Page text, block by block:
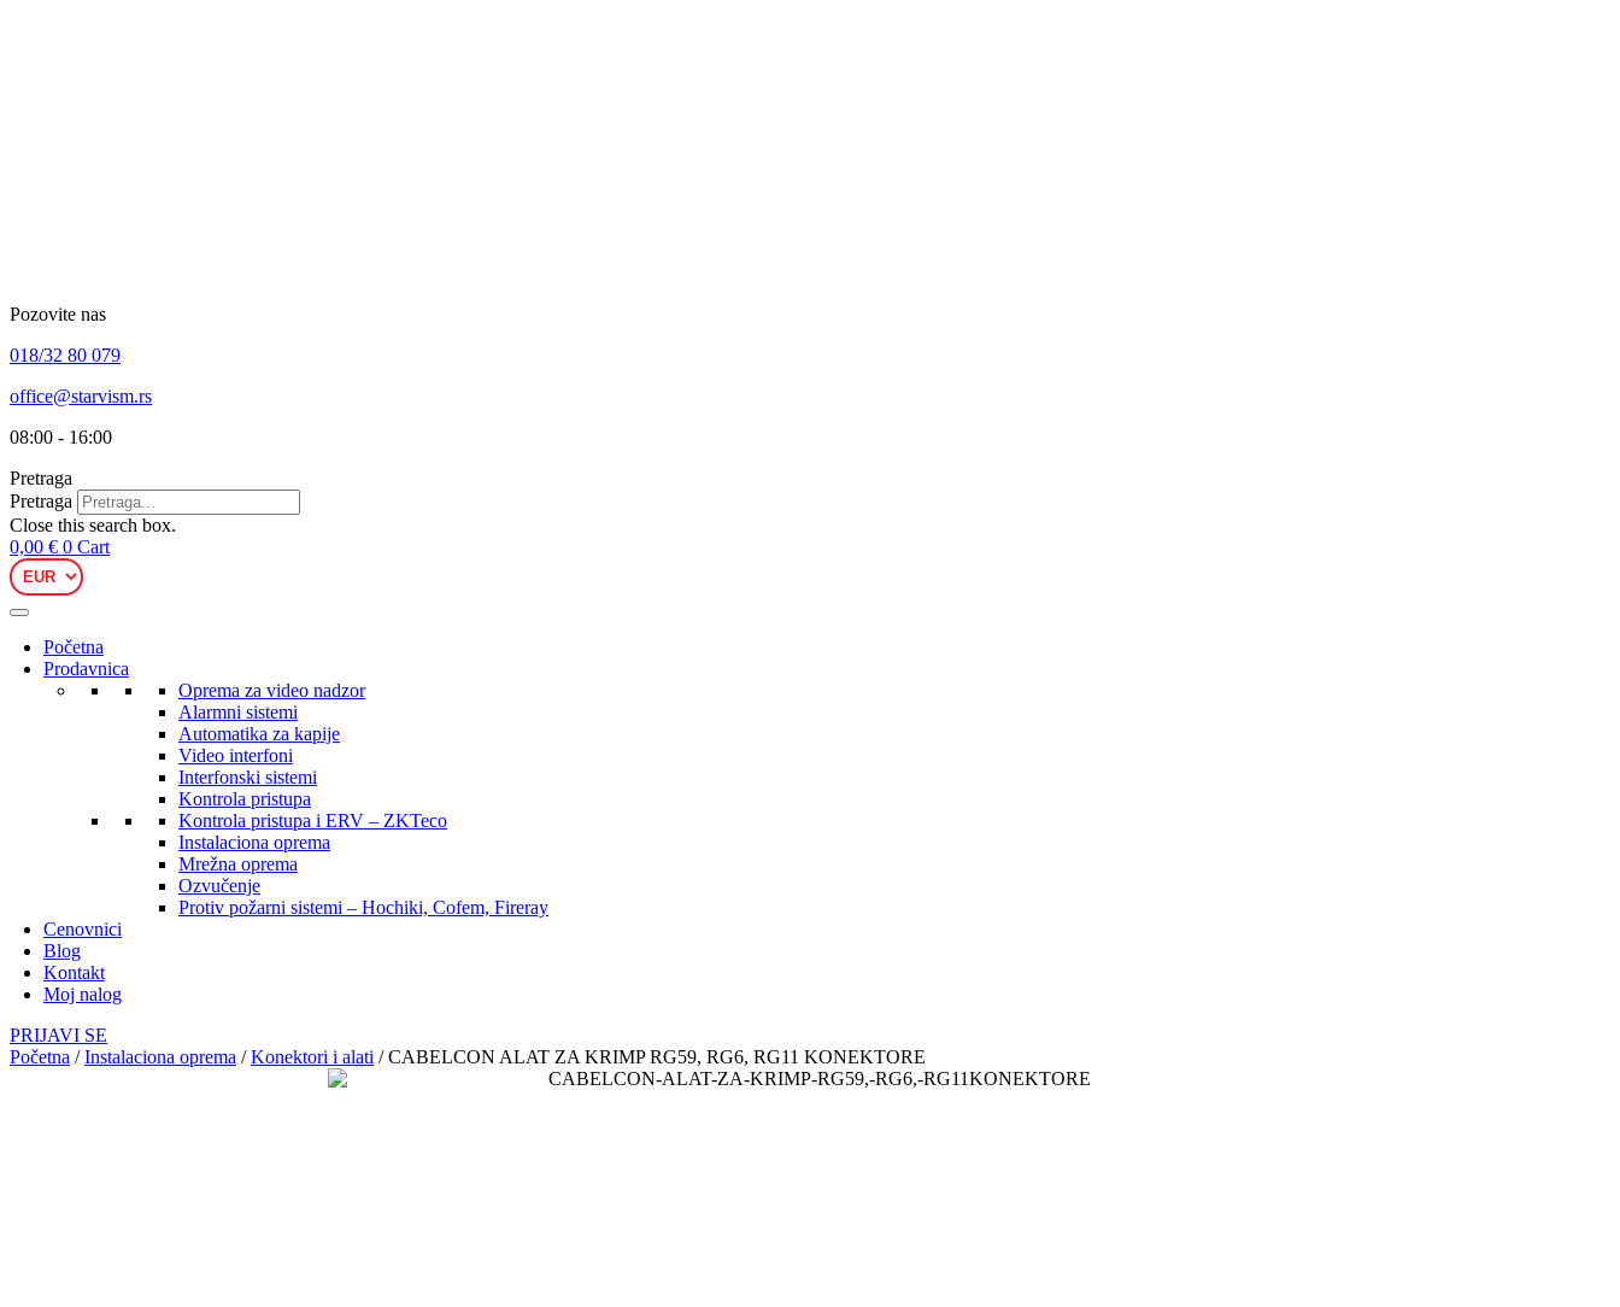
Pozovite nas
018/32 80 079
office@starvism.rs
08:00 - 16:00
Pretraga
Pretraga
Close this search box.
0,00 € 0 Cart
Početna
Prodavnica
Oprema za video nadzor
Alarmni sistemi
Automatika za kapije
Video interfoni
Interfonski sistemi
Kontrola pristupa
Kontrola pristupa i ERV – ZKTeco
Instalaciona oprema
Mrežna oprema
Ozvučenje
Protiv požarni sistemi – Hochiki, Cofem, Fireray
Cenovnici
Blog
Kontakt
Moj nalog
PRIJAVI SE
Početna /Instalaciona oprema /Konektori i alati / CABELCON ALAT ZA KRIMP RG59, RG6, RG11 KONEKTORE